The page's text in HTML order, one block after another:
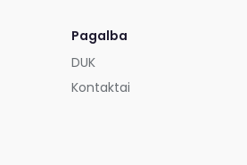
Pagalba
DUK
Kontaktai